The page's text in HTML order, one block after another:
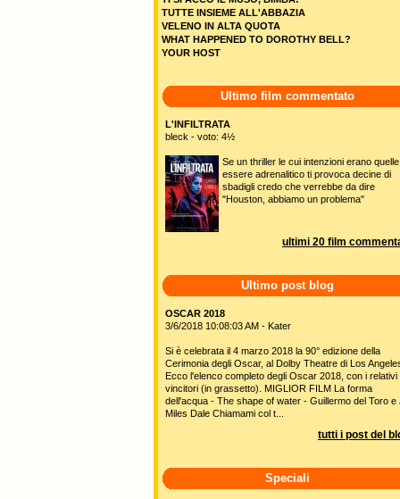
TUTTE INSIEME ALL'ABBAZIA
VELENO IN ALTA QUOTA
WHAT HAPPENED TO DOROTHY BELL?
YOUR HOST
Ultimo film commentato
L'INFILTRATA
bleck - voto: 4½
Se un thriller le cui intenzioni erano
essere adrenalitico ti provoca decine di
sbadigli credo che verrebbe da dire
"Houston, abbiamo un problema"
ultimi 20 film
Ultimo post blog
OSCAR 2018
3/6/2018 10:08:03 AM - Kater
Si è celebrata il 4 marzo 2018 la 90° edizione della
Cerimonia degli Oscar, al Dolby Theatre di Los
Ecco l'elenco completo degli Oscar 2018, con i relativi
vincitori (in grassetto). MIGLIOR FILM La forma
dell'acqua - The shape of water - Guillermo del Toro e
Miles Dale Chiamami col t...
tutti i post del
Speciali